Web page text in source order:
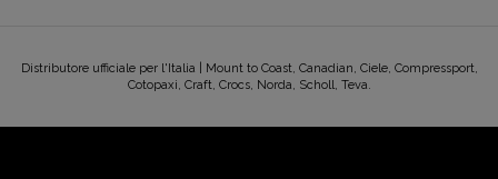
Distributore ufficiale per l'Italia | Mount to Coast, Canadian, Ciele, Compressport,
Cotopaxi, Craft, Crocs, Norda, Scholl, Teva.